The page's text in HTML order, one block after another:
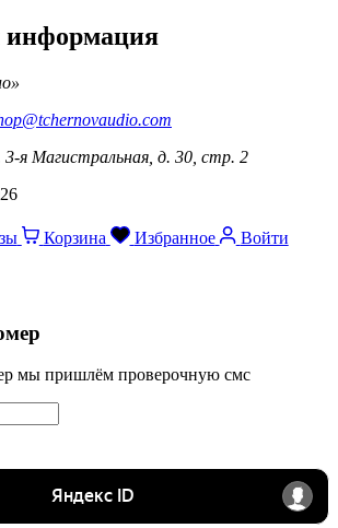
информация
3-я Магистральная, д. 30, стр. 2
Корзина Избранное Войти
мы пришлём проверочную смс